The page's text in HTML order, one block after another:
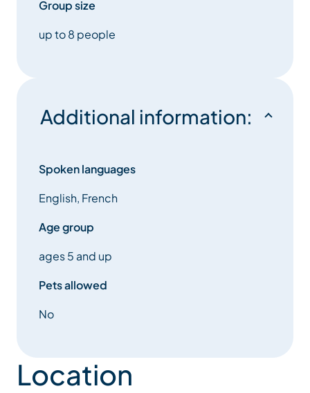
Group size
up to 8 people
Additional information:
Spoken languages
English, French
Age group
ages 5 and up
Pets allowed
No
Location